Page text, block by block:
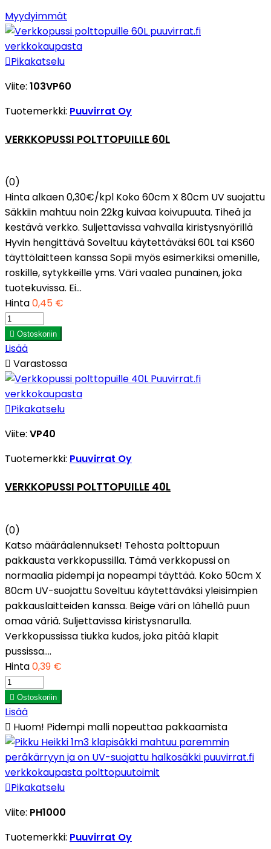
Myydyimmät
Pikakatselu
Viite: 103VP60
Tuotemerkki: Puuvirrat Oy
VERKKOPUSSI POLTTOPUILLE 60L
(0)
Hinta alkaen 0,30€/kpl Koko 60cm X 80cm UV suojattu
Säkkiin mahtuu noin 22kg kuivaa koivupuuta. Tiheä ja
kestävä verkko. Suljettavissa vahvalla kiristysnyörillä
Hyvin hengittävä Soveltuu käytettäväksi 60L tai KS60
täyttölaitteen kanssa Sopii myös esimerkiksi omenille,
roskille, sytykkeille yms. Väri vaalea punainen, joka
tuotekuvissa. Ei...
Hinta0,45 €
 Ostoskoriin
Lisää
 Varastossa
Pikakatselu
Viite: VP40
Tuotemerkki: Puuvirrat Oy
VERKKOPUSSI POLTTOPUILLE 40L
(0)
Katso määräalennukset! Tehosta polttopuun
pakkausta verkkopussilla. Tämä verkkopussi on
normaalia pidempi ja nopeampi täyttää. Koko 50cm X
80cm UV-suojattu Soveltuu käytettäväksi yleisimpien
pakkauslaitteiden kanssa. Beige väri on lähellä puun
omaa väriä. Suljettavissa kiristysnarulla.
Verkkopussissa tiukka kudos, joka pitää klapit
pussissa....
Hinta0,39 €
 Ostoskoriin
Lisää
 Huom! Pidempi malli nopeuttaa pakkaamista
Pikakatselu
Viite: PH1000
Tuotemerkki: Puuvirrat Oy